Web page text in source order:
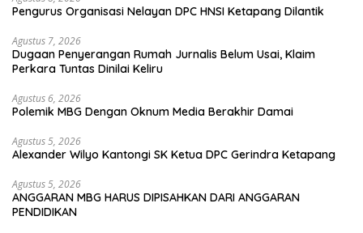
Pengurus Organisasi Nelayan DPC HNSI Ketapang Dilantik
Agustus 7, 2026
Dugaan Penyerangan Rumah Jurnalis Belum Usai, Klaim
Perkara Tuntas Dinilai Keliru
Agustus 6, 2026
Polemik MBG Dengan Oknum Media Berakhir Damai
Agustus 5, 2026
Alexander Wilyo Kantongi SK Ketua DPC Gerindra Ketapang
Agustus 5, 2026
ANGGARAN MBG HARUS DIPISAHKAN DARI ANGGARAN
PENDIDIKAN